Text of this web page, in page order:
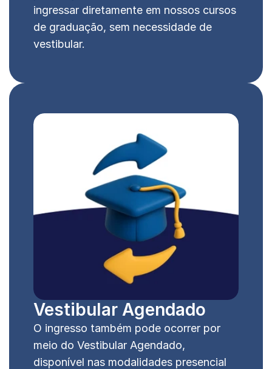
ingressar diretamente em nossos cursos
de graduação, sem necessidade de
vestibular.
Vestibular Agendado
O ingresso também pode ocorrer por
meio do Vestibular Agendado,
disponível nas modalidades presencial